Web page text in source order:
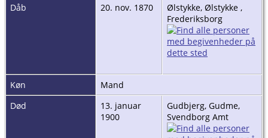
Dåb 20. nov. 1870
Ølstykke, Ølstykke ,
Frederiksborg
Køn
Mand
Død
13. januar
1900
Gudbjerg, Gudme,
Svendborg Amt